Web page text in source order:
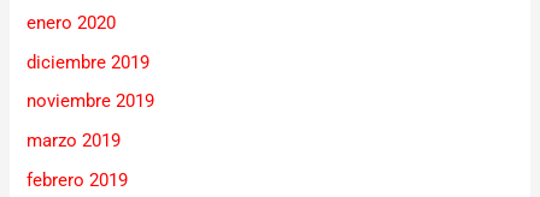
enero 2020
diciembre 2019
noviembre 2019
marzo 2019
febrero 2019